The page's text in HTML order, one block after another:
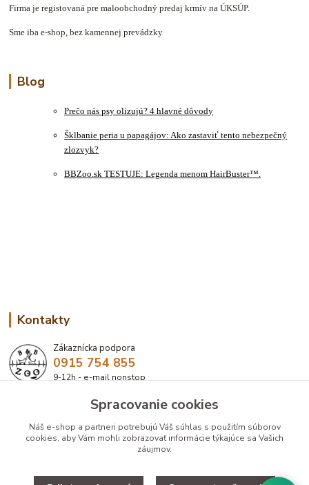
Firma je registovaná pre maloobchodný predaj krmív na ÚKSÚP.
Sme iba e-shop, bez kamennej prevádzky
Blog
Prečo nás psy olizujú? 4 hlavné dôvody
Šklbanie peria u papagájov: Ako zastaviť tento nebezpečný
zlozvyk?
BBZoo.sk TESTUJE: Legenda menom HairBuster™.
Kontakty
Zákaznícka podpora
0915 754 855
9-12h - e-mail nonstop
eshop@bbzoo.skSpracovanie cookies
Náš e-shop a partneri potrebujú Váš súhlas s použitím súborov
cookies, aby Vám mohli zobrazovať informácie týkajúce sa Vašich
záujmov.